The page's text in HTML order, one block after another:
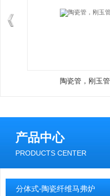
陶瓷管，刚玉管
产品中心
PRODUCTS CENTER
分体式-陶瓷纤维马弗炉